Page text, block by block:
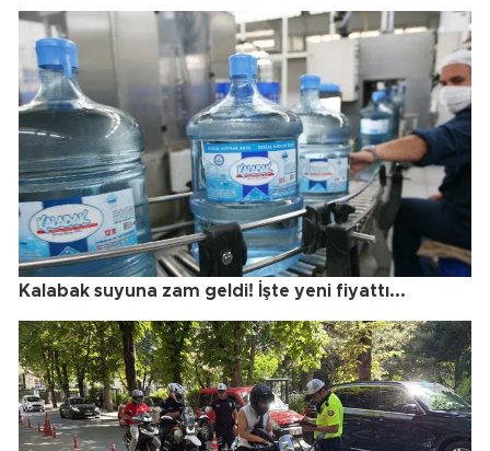
Kalabak suyuna zam geldi! İşte yeni fiyattı...